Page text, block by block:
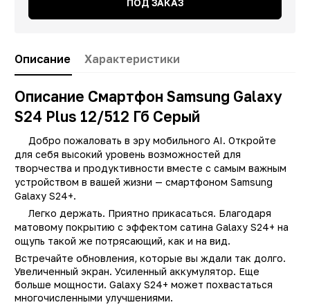
Описание Характеристики
Описание Смартфон Samsung Galaxy
S24 Plus 12/512 Гб Серый
Добро пожаловать в эру мобильного AI. Откройте
для себя высокий уровень возможностей для
творчества и продуктивности вместе с самым важным
устройством в вашей жизни — смартфоном Samsung
Galaxy S24+.
Легко держать. Приятно прикасаться. Благодаря
матовому покрытию с эффектом сатина Galaxy S24+ на
ощупь такой же потрясающий, как и на вид.
Встречайте обновления, которые вы ждали так долго.
Увеличенный экран. Усиленный аккумулятор. Еще
больше мощности. Galaxy S24+ может похвастаться
многочисленными улучшениями.
данные
цвета